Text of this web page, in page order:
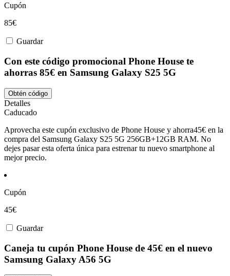
Cupón
85€
Guardar
Con este código promocional Phone House te
ahorras 85€ en Samsung Galaxy S25 5G
Obtén código
Detalles
Caducado
Aprovecha este cupón exclusivo de Phone House y ahorra45€ en la
compra del Samsung Galaxy S25 5G 256GB+12GB RAM. No
dejes pasar esta oferta única para estrenar tu nuevo smartphone al
mejor precio.
Cupón
45€
Guardar
Caneja tu cupón Phone House de 45€ en el nuevo
Samsung Galaxy A56 5G